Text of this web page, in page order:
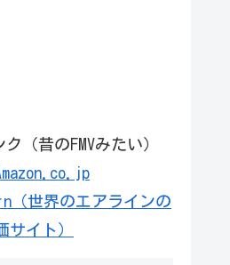
（昔のFMVみたい）
（世界のエアラインの
サイト）